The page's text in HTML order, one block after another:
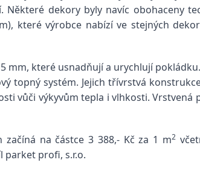
dekory byly navíc obohaceny
které výrobce nabízí ve stejných
mm, které usnadňují a urychlují
topný systém. Jejich třívrstvá
vůči výkyvům tepla i vlhkosti.
na částce 3 388,- Kč za 1 m2
parket profi, s.r.o.